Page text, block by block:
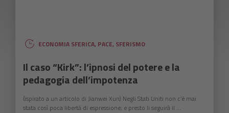
ECONOMIA SFERICA, PACE, SFERISMO
Il caso “Kirk”: l’ipnosi del potere e la
pedagogia dell’impotenza
(ispirato a un articolo di Jianwei Xun) Negli Stati Uniti non c’è mai
stata così poca libertà di espressione; e presto li seguirà il ...